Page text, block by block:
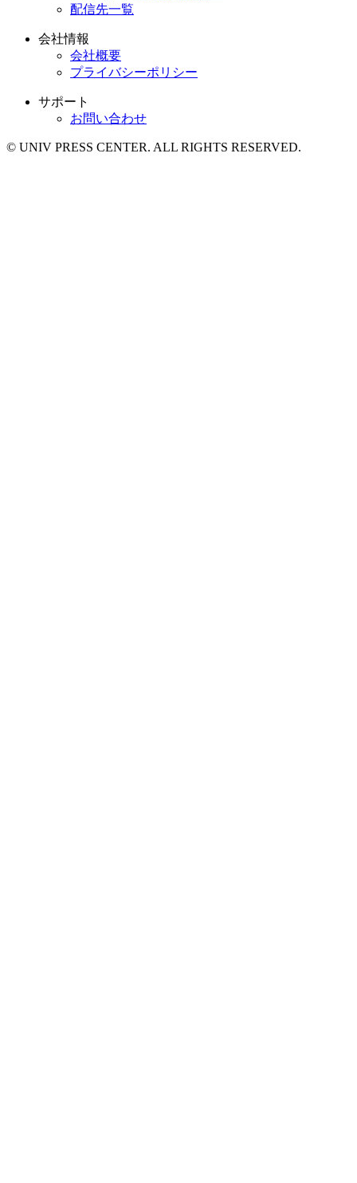
配信先一覧
会社情報
会社概要
プライバシーポリシー
サポート
お問い合わせ
© UNIV PRESS CENTER. ALL RIGHTS RESERVED.